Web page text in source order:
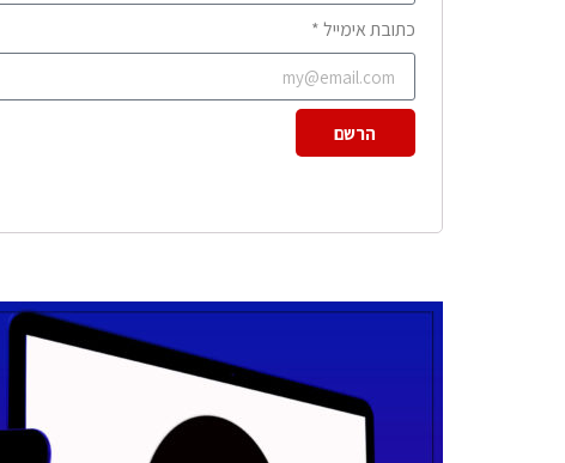
כתובת אימייל *
הרשם